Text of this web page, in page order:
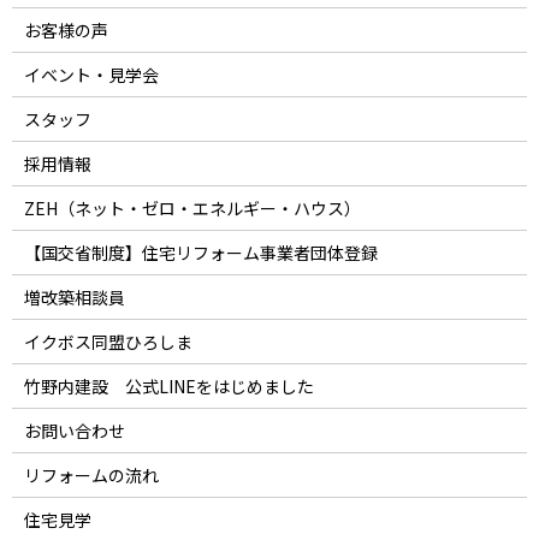
お客様の声
イベント・見学会
スタッフ
採用情報
ZEH（ネット・ゼロ・エネルギー・ハウス）
【国交省制度】住宅リフォーム事業者団体登録
増改築相談員
イクボス同盟ひろしま
竹野内建設 公式LINEをはじめました
お問い合わせ
リフォームの流れ
住宅見学